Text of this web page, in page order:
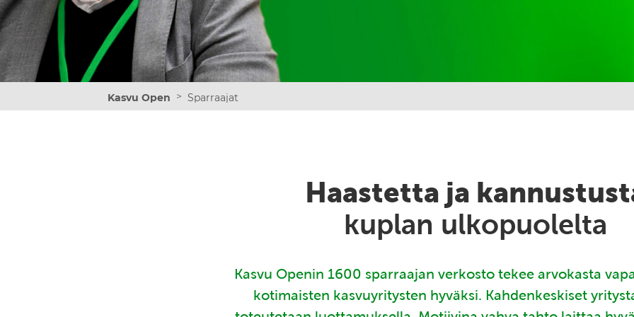
Kasvu Open > Sparraajat
Haastetta ja
kuplan ulkopuolelta
Kasvu Openin 1600 sparraajan verkosto tekee arvokasta
kotimaisten kasvuyritysten hyväksi. Kahdenkeskiset